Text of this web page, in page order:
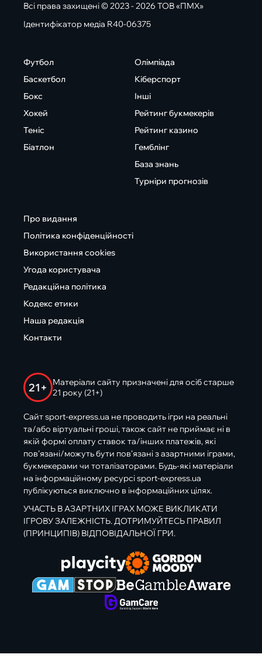
Всі права захищені © 2023 - 2026 ТОВ «ПМХ»
Ідентифікатор медіа R40-06375
Футбол
Баскетбол
Бокс
Хокей
Теніс
Біатлон
Олімпіада
Кіберспорт
Інші
Рейтинг букмекерів
Рейтинг казино
Гемблінг
База знань
Турніри прогнозів
Про видання
Політика конфіденційності
Використання cookies
Угода користувача
Редакційна політика
Кодекс етики
Наша редакція
Контакти
21+
Матеріали сайту призначені для осіб старше
21 року (21+)
Сайт sport-express.ua не проводить ігри на реальні
та/або віртуальні гроші, також сайт не приймає ні в
якій формі оплату ставок та/інших платежів, які
пов’язані/можуть бути пов’язані з азартними іграми,
букмекерами чи тоталізаторами. Будь-які матеріали
на інформаційному ресурсі sport-express.ua
публікуються виключно в інформаційних цілях.
УЧАСТЬ В АЗАРТНИХ ІГРАХ МОЖЕ ВИКЛИКАТИ
ІГРОВУ ЗАЛЕЖНІСТЬ. ДОТРИМУЙТЕСЬ ПРАВИЛ
(ПРИНЦИПІВ) ВІДПОВІДАЛЬНОЇ ГРИ.